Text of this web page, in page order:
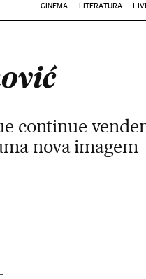
CINEMA LITERATURA
continue
nova imagem